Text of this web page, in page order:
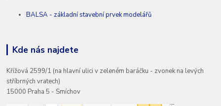
BALSA - základní stavební prvek modelářů
Kde nás najdete
Křížová 2599/1 (na hlavní ulici v zeleném baráčku - zvonek na levých
stříbrných vratech)
15000 Praha 5 - Smíchov